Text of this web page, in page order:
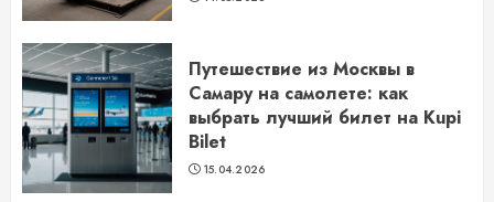
Путешествие из Москвы в
Самару на самолете: как
выбрать лучший билет на Kupi
Bilet
15.04.2026